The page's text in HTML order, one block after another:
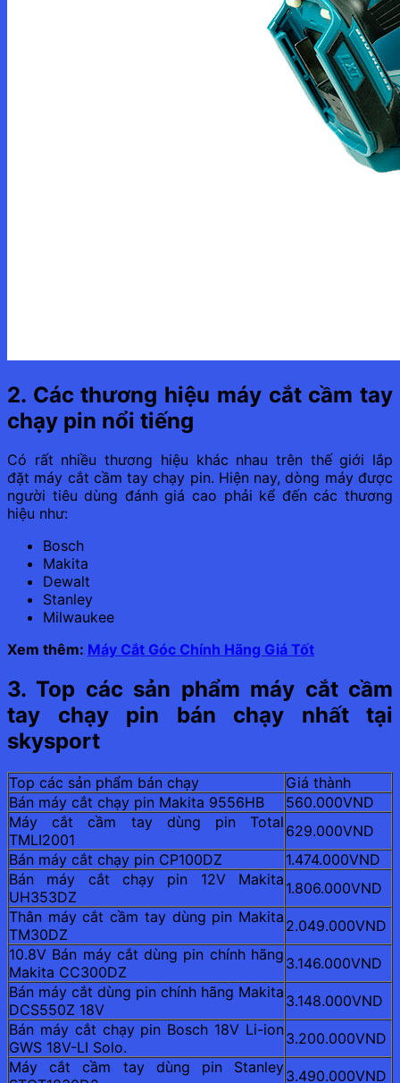
2. Các thương hiệu máy cắt cầm tay
chạy pin nổi tiếng
Có rất nhiều thương hiệu khác nhau trên thế giới lắp
đặt máy cắt cầm tay chạy pin. Hiện nay, dòng máy được
người tiêu dùng đánh giá cao phải kể đến các thương
hiệu như:
Bosch
Makita
Dewalt
Stanley
Milwaukee
Xem thêm: Máy Cắt Góc Chính Hãng Giá Tốt
3. Top các sản phẩm máy cắt cầm
tay chạy pin bán chạy nhất tại
skysport
Top các sản phẩm bán chạy
Giá thành
Bán máy cắt chạy pin Makita 9556HB
560.000VND
Máy cắt cầm tay dùng pin Total
TMLI2001
629.000VND
Bán máy cắt chạy pin CP100DZ
1.474.000VND
Bán máy cắt chạy pin 12V Makita
UH353DZ
1.806.000VND
Thân máy cắt cầm tay dùng pin Makita
TM30DZ
2.049.000VND
10.8V Bán máy cắt dùng pin chính hãng
Makita CC300DZ
3.146.000VND
Bán máy cắt dùng pin chính hãng Makita
DCS550Z 18V
3.148.000VND
Bán máy cắt chạy pin Bosch 18V Li-ion
GWS 18V-LI Solo.
3.200.000VND
Máy cắt cầm tay dùng pin Stanley3.490.000VND